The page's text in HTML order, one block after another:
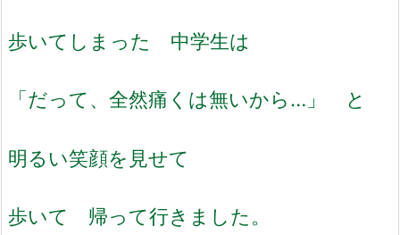
歩いてしまった 中学生は
「だって、全然痛くは無いから…」 と
明るい笑顔を見せて
歩いて 帰って行きました。